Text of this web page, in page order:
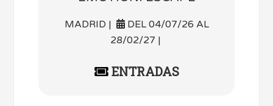
MADRID |
DEL 04/07/26 AL
28/02/27 |
ENTRADAS